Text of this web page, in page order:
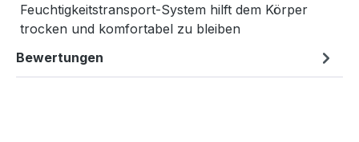
Feuchtigkeitstransport-System hilft dem Körper
trocken und komfortabel zu bleiben
Bewertungen